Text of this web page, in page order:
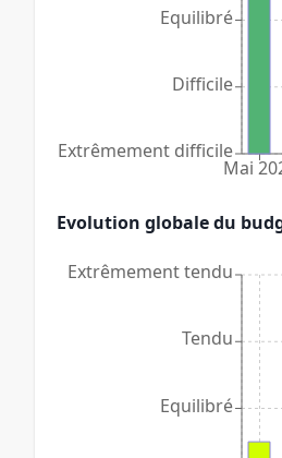
Mai
Extrêmement difficile
Difficile
Equilibré
Evolution globale du
Equilibré
Tendu
Extrêmement tendu